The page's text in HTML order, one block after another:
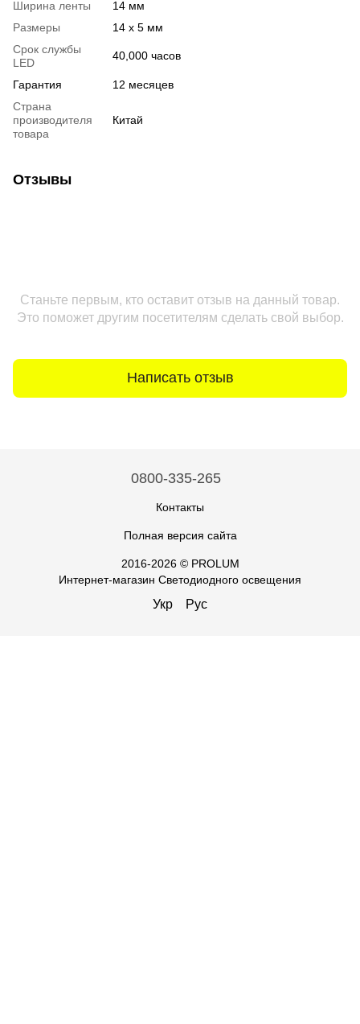
Ширина ленты
14 мм
Размеры
14 х 5 мм
Срок службы
LED
40,000 часов
Гарантия
12 месяцев
Страна
производителя
товара
Китай
Отзывы
Станьте первым, кто оставит отзыв на данный товар.
Это поможет другим посетителям сделать свой выбор.
Написать отзыв
0800-335-265
Контакты
Полная версия сайта
2016-2026 © PROLUM
Интернет-магазин Светодиодного освещения
Укр Рус